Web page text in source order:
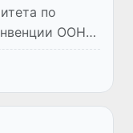
по
ООН
ср...